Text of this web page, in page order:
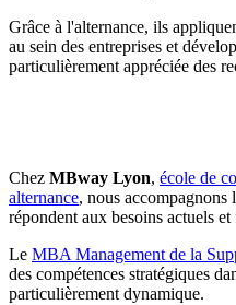
Grâce à l'alternance, ils
au sein des entreprises et
particulièrement appréciée des
Chez MBway Lyon, école de
alternance, nous accompagnons
répondent aux besoins actuels et
Le MBA Management de la
des compétences stratégiques
particulièrement dynamique.